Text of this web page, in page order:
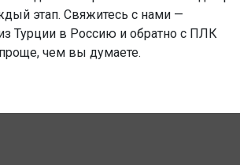
этап. Свяжитесь с нами —
Турции в Россию и обратно с ПЛК
чем вы думаете.